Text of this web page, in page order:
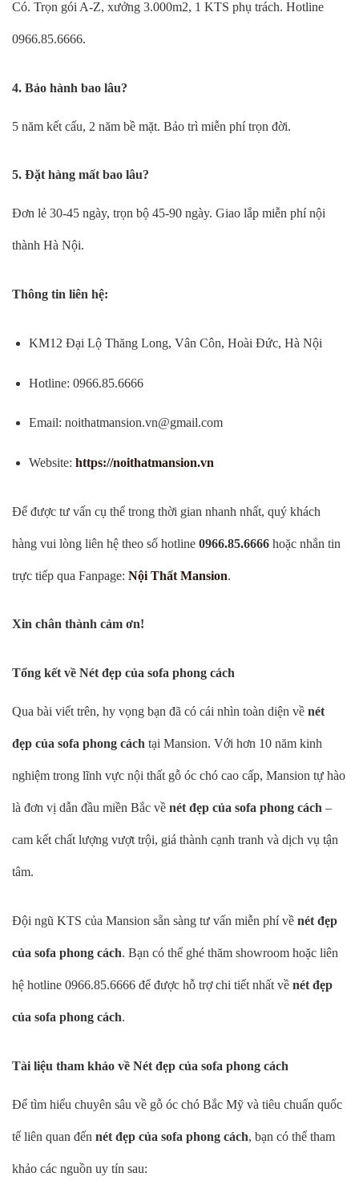
Có. Trọn gói A-Z, xưởng 3.000m2, 1 KTS phụ trách. Hotline
0966.85.6666.
4. Bảo hành bao lâu?
5 năm kết cấu, 2 năm bề mặt. Bảo trì miễn phí trọn đời.
5. Đặt hàng mất bao lâu?
Đơn lẻ 30-45 ngày, trọn bộ 45-90 ngày. Giao lắp miễn phí nội
thành Hà Nội.
Thông tin liên hệ:
KM12 Đại Lộ Thăng Long, Vân Côn, Hoài Đức, Hà Nội
Hotline: 0966.85.6666
Email: noithatmansion.vn@gmail.com
Website: https://noithatmansion.vn
Để được tư vấn cụ thể trong thời gian nhanh nhất, quý khách
hàng vui lòng liên hệ theo số hotline 0966.85.6666 hoặc nhắn tin
trực tiếp qua Fanpage: Nội Thất Mansion.
Xin chân thành cảm ơn!
Tổng kết về Nét đẹp của sofa phong cách
Qua bài viết trên, hy vọng bạn đã có cái nhìn toàn diện về nét
đẹp của sofa phong cách tại Mansion. Với hơn 10 năm kinh
nghiệm trong lĩnh vực nội thất gỗ óc chó cao cấp, Mansion tự hào
là đơn vị dẫn đầu miền Bắc về nét đẹp của sofa phong cách –
cam kết chất lượng vượt trội, giá thành cạnh tranh và dịch vụ tận
tâm.
Đội ngũ KTS của Mansion sẵn sàng tư vấn miễn phí về nét đẹp
của sofa phong cách. Bạn có thể ghé thăm showroom hoặc liên
hệ hotline 0966.85.6666 để được hỗ trợ chi tiết nhất về nét đẹp
của sofa phong cách.
Tài liệu tham khảo về Nét đẹp của sofa phong cách
Để tìm hiểu chuyên sâu về gỗ óc chó Bắc Mỹ và tiêu chuẩn quốc
tế liên quan đến nét đẹp của sofa phong cách, bạn có thể tham
khảo các nguồn uy tín sau: